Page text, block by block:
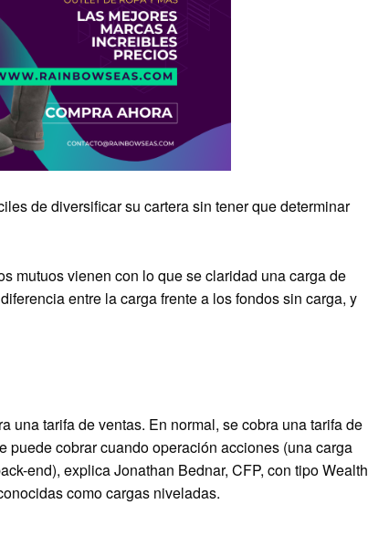
de diversificar su cartera sin tener que determinar
mutuos vienen con lo que se claridad una carga de
entre la carga frente a los fondos sin carga, y
una tarifa de ventas. En normal, se cobra una tarifa de
puede cobrar cuando operación acciones (una carga
end), explica Jonathan Bednar, CFP, con tipo Wealth
como cargas niveladas.